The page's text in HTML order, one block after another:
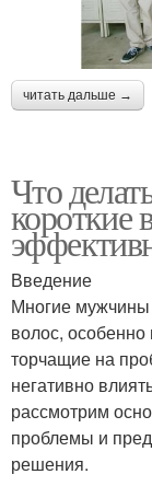
читать дальше →
Что
короткие
Введение
Многие мужчины
волос, особенно
торчащие на
негативно
рассмотрим
проблемы и
решения.